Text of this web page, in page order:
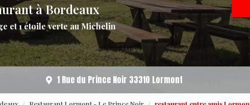
à Bordeaux
et 1 étoile verte au Michelin
1 Rue du Prince Noir 33310 Lormont